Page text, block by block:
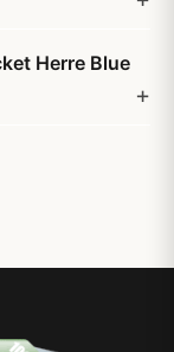
Herre Blue